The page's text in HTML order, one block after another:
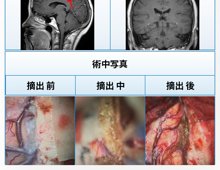
術中写真
摘出 前
摘出 中 摘出 後